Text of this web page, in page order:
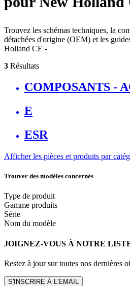
Trouvez les schémas techniques, la
détachées d'origine (OEM) et les
Holland CE -
3 Résultats
COMPOSANTS -
E
ESR
Afficher les pièces et produits par
Trouver des modèles concernés
Type de produit
Gamme produits
Série
Nom du modèle
JOIGNEZ-VOUS À NOTRE
Restez à jour sur toutes nos dernières
S'INSCRIRE À L'EMAIL